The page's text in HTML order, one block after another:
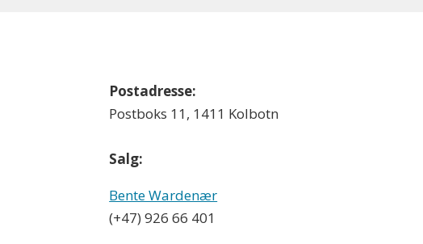
Postadresse:
Postboks 11, 1411 Kolbotn
Salg:
Bente Wardenær
(+47) 926 66 401